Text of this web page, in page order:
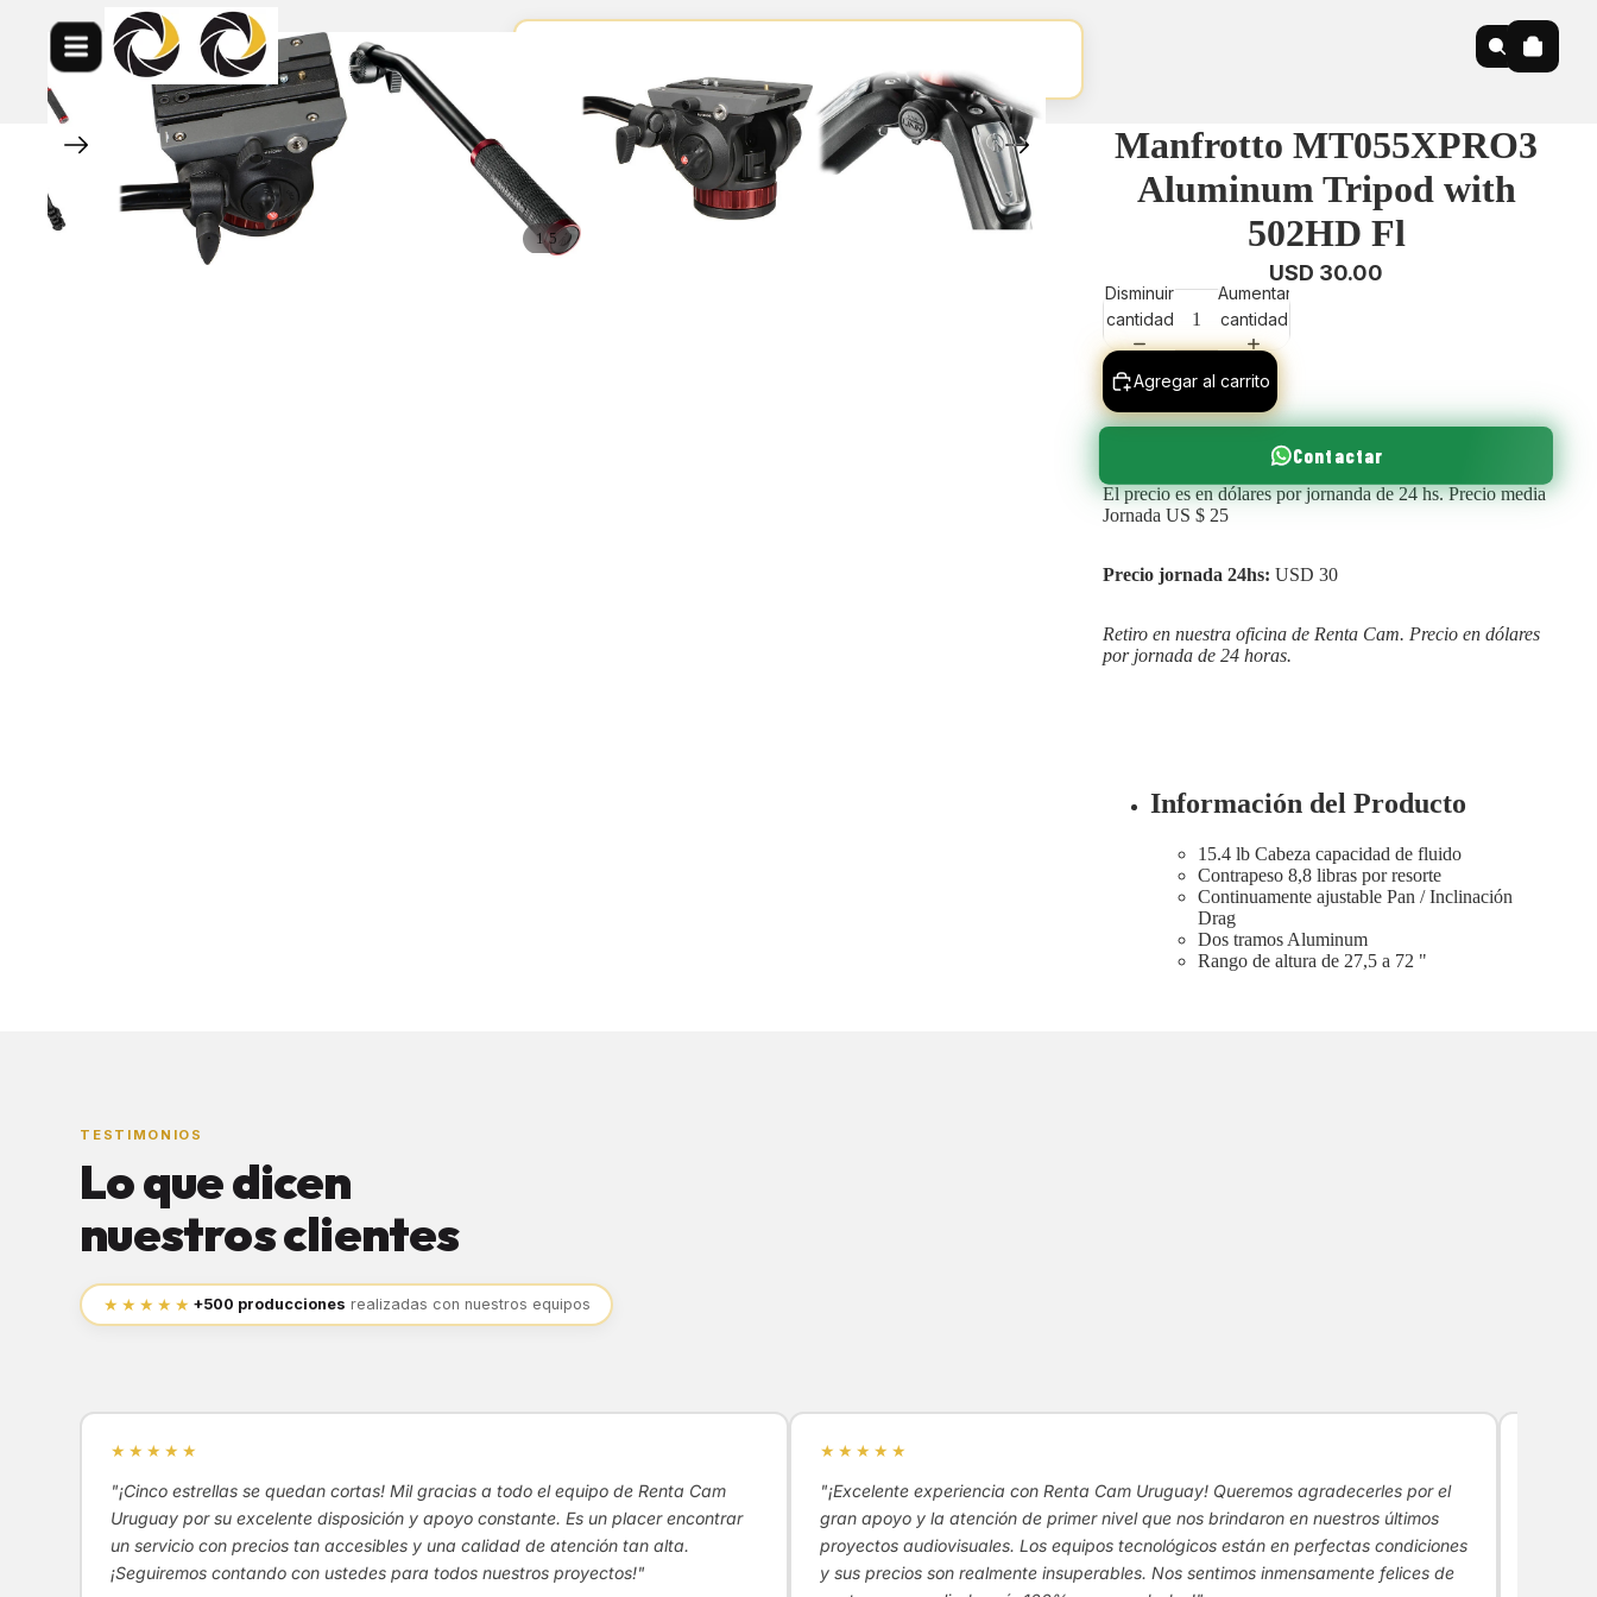
1/5
Manfrotto MT055XPRO3
Aluminum Tripod with
502HD Fl
USD 30.00
Disminuir
cantidad
Aumentar
cantidad
Agregar al carrito
Contactar
El precio es en dólares por jornanda de 24 hs. Precio media
Jornada US $ 25
Precio jornada 24hs: USD 30
Retiro en nuestra oficina de Renta Cam. Precio en dólares
por jornada de 24 horas.
Información del Producto
15.4 lb Cabeza capacidad de fluido
Contrapeso 8,8 libras por resorte
Continuamente ajustable Pan / Inclinación
Drag
Dos tramos Aluminum
Rango de altura de 27,5 a 72 "
TESTIMONIOS
Lo que dicen
nuestros clientes
★★★★★ +500 producciones realizadas con nuestros equipos
★★★★★
"¡Cinco estrellas se quedan cortas! Mil gracias a todo el equipo de Renta Cam
Uruguay por su excelente disposición y apoyo constante. Es un placer encontrar
un servicio con precios tan accesibles y una calidad de atención tan alta.
¡Seguiremos contando con ustedes para todos nuestros proyectos!"
★★★★★
"¡Excelente experiencia con Renta Cam Uruguay! Queremos agradecerles por el
gran apoyo y la atención de primer nivel que nos brindaron en nuestros últimos
proyectos audiovisuales. Los equipos tecnológicos están en perfectas condiciones
y sus precios son realmente insuperables. Nos sentimos inmensamente felices de